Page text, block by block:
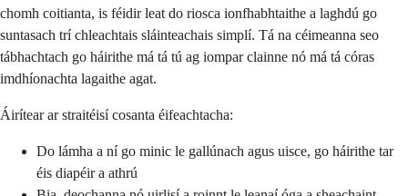
chomh coitianta, is féidir leat do riosca ionfhabhtaithe a laghdú go
suntasach trí chleachtais sláinteachais simplí. Tá na céimeanna seo
tábhachtach go háirithe má tá tú ag iompar clainne nó má tá córas
imdhíonachta lagaithe agat.
Áirítear ar straitéisí cosanta éifeachtacha:
Do lámha a ní go minic le gallúnach agus uisce, go háirithe tar
éis diapéir a athrú